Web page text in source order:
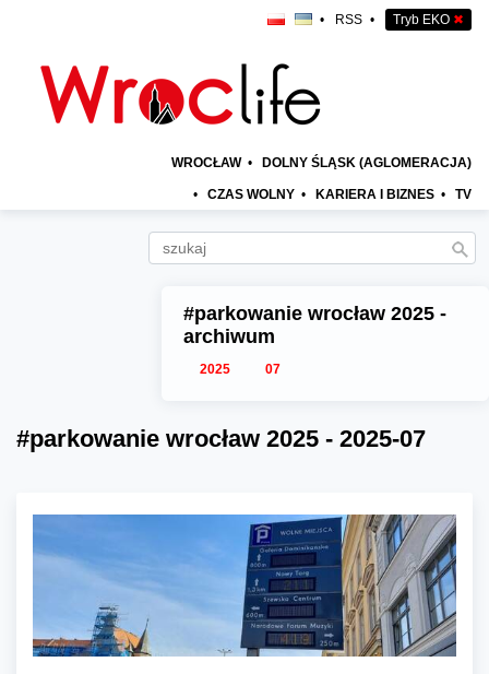
• RSS • Tryb EKO ✖
WROCŁAW • DOLNY ŚLĄSK (AGLOMERACJA)
• CZAS WOLNY • KARIERA I BIZNES • TV
#parkowanie wrocław 2025 -
archiwum
2025 07
#parkowanie wrocław 2025 - 2025-07